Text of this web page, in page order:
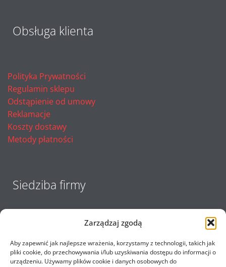
Zarządzaj zgodą
Aby zapewnić jak najlepsze wrażenia, korzystamy z technologii, takich jak
pliki cookie, do przechowywania i/lub uzyskiwania dostępu do informacji o
urządzeniu. Używamy plików cookie i danych osobowych do
Obsługa klienta
Polityka Prywatności
Regulamin sklepu
Odstąpienie od umowy
Reklamacje
Koszty dostawy
Metody płatności
Siedziba firmy